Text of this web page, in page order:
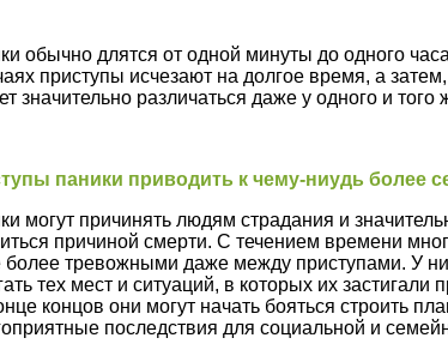
обычно длятся от одной минуты до одного
приступы исчезают на долгое время, а
значительно различаться даже у одного и того
паники приводить к чему-ниудь более
могут причинять людям страдания и
причиной смерти. С течением времени
более тревожными даже между приступами. У
тех мест и ситуаций, в которых их
концов они могут начать бояться строить
последствия для социальной и